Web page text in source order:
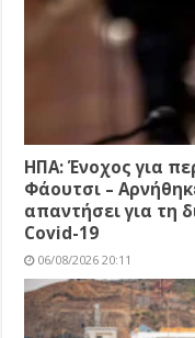
ΗΠΑ: Ένοχος για
Φάουτσι –
απαντήσει για τη
Covid-19
06/08/2026 20:11